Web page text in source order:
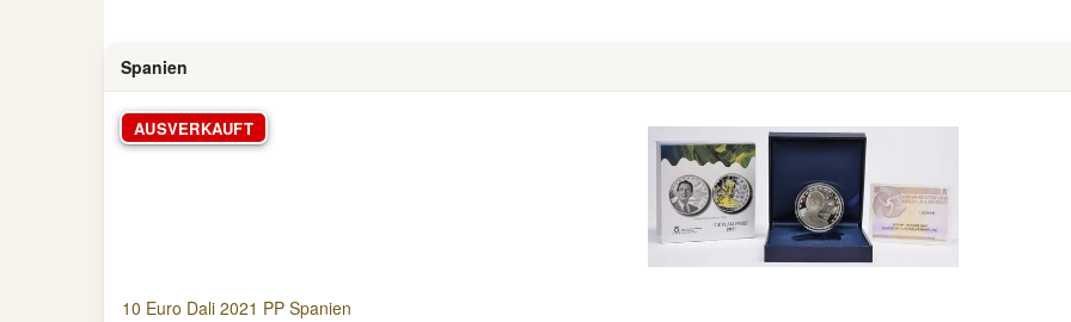
Spanien
AUSVERKAUFT
10 Euro Dali 2021 PP Spanien